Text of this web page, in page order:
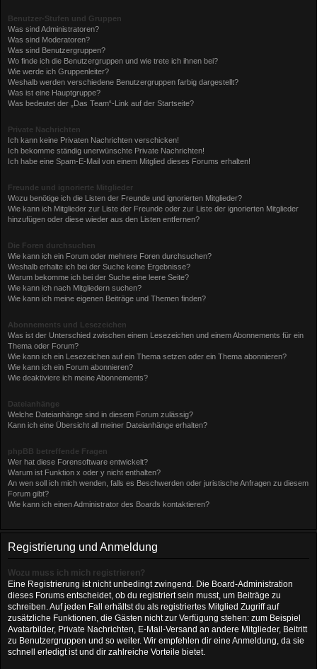
Benutzer-Stufen und Gruppen
Was sind Administratoren?
Was sind Moderatoren?
Was sind Benutzergruppen?
Wo finde ich die Benutzergruppen und wie trete ich ihnen bei?
Wie werde ich Gruppenleiter?
Weshalb werden verschiedene Benutzergruppen farbig dargestellt?
Was ist eine Hauptgruppe?
Was bedeutet der „Das Team“-Link auf der Startseite?
Private Nachrichten
Ich kann keine Privaten Nachrichten verschicken!
Ich bekomme ständig unerwünschte Private Nachrichten!
Ich habe eine Spam-E-Mail von einem Mitglied dieses Forums erhalten!
Freunde und ignorierte Mitglieder
Wozu benötige ich die Listen der Freunde und ignorierten Mitglieder?
Wie kann ich Mitglieder zur Liste der Freunde oder zur Liste der ignorierten Mitglieder
hinzufügen oder diese wieder aus den Listen entfernen?
Die Foren durchsuchen
Wie kann ich ein Forum oder mehrere Foren durchsuchen?
Weshalb erhalte ich bei der Suche keine Ergebnisse?
Warum bekomme ich bei der Suche eine leere Seite?
Wie kann ich nach Mitgliedern suchen?
Wie kann ich meine eigenen Beiträge und Themen finden?
Abonnements und Lesezeichen
Was ist der Unterschied zwischen einem Lesezeichen und einem Abonnements für ein
Thema oder Forum?
Wie kann ich ein Lesezeichen auf ein Thema setzen oder ein Thema abonnieren?
Wie kann ich ein Forum abonnieren?
Wie deaktiviere ich meine Abonnements?
Dateianhänge
Welche Dateianhänge sind in diesem Forum zulässig?
Kann ich eine Übersicht all meiner Dateianhänge erhalten?
phpBB betreffende Fragen
Wer hat diese Forensoftware entwickelt?
Warum ist Funktion x oder y nicht enthalten?
An wen soll ich mich wenden, falls es Beschwerden oder juristische Anfragen zu diesem
Forum gibt?
Wie kann ich einen Administrator des Boards kontaktieren?
Registrierung und Anmeldung
Wozu muss ich mich registrieren?
Eine Registrierung ist nicht unbedingt zwingend. Die Board-Administration
dieses Forums entscheidet, ob du registriert sein musst, um Beiträge zu
schreiben. Auf jeden Fall erhältst du als registriertes Mitglied Zugriff auf
zusätzliche Funktionen, die Gästen nicht zur Verfügung stehen: zum Beispiel
Avatarbilder, Private Nachrichten, E-Mail-Versand an andere Mitglieder, Beitritt
zu Benutzergruppen und so weiter. Wir empfehlen dir eine Anmeldung, da sie
schnell erledigt ist und dir zahlreiche Vorteile bietet.